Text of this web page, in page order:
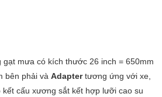
gạt mưa có kích thước 26 inch = 650mm
bên phải và Adaptertương ứng với xe,
cấu xương sắt kết hợp lưỡi cao su